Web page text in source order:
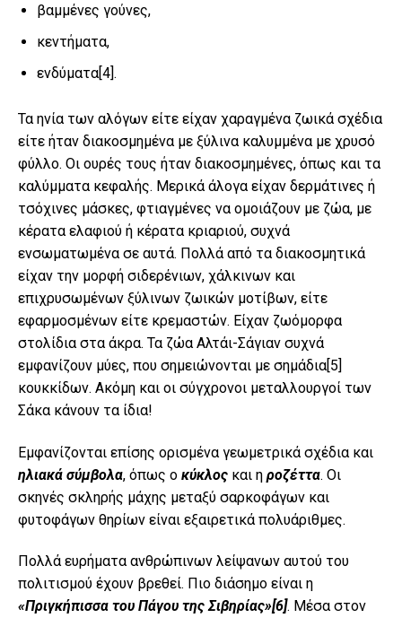
βαμμένες γούνες,
κεντήματα,
ενδύματα[4].
Τα ηνία των αλόγων είτε είχαν χαραγμένα ζωικά σχέδια
είτε ήταν διακοσμημένα με ξύλινα καλυμμένα με χρυσό
φύλλο. Οι ουρές τους ήταν διακοσμημένες, όπως και τα
καλύμματα κεφαλής. Μερικά άλογα είχαν δερμάτινες ή
τσόχινες μάσκες, φτιαγμένες να ομοιάζουν με ζώα, με
κέρατα ελαφιού ή κέρατα κριαριού, συχνά
ενσωματωμένα σε αυτά. Πολλά από τα διακοσμητικά
είχαν την μορφή σιδερένιων, χάλκινων και
επιχρυσωμένων ξύλινων ζωικών μοτίβων, είτε
εφαρμοσμένων είτε κρεμαστών. Είχαν ζωόμορφα
στολίδια στα άκρα. Τα ζώα Αλτάι-Σάγιαν συχνά
εμφανίζουν μύες, που σημειώνονται με σημάδια[5]
κουκκίδων. Ακόμη και οι σύγχρονοι μεταλλουργοί των
Σάκα κάνουν τα ίδια!
Εμφανίζονται επίσης ορισμένα γεωμετρικά σχέδια και
ηλιακά σύμβολα, όπως ο κύκλος και η ροζέττα. Οι
σκηνές σκληρής μάχης μεταξύ σαρκοφάγων και
φυτοφάγων θηρίων είναι εξαιρετικά πολυάριθμες.
Πολλά ευρήματα ανθρώπινων λείψανων αυτού του
πολιτισμού έχουν βρεθεί. Πιο διάσημο είναι η
«Πριγκήπισσα του Πάγου της Σιβηρίας»[6]. Μέσα στον